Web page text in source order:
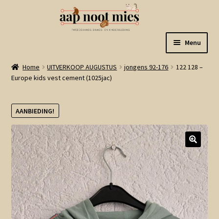
naar
navigatie
de
inhoud
Menu
Welkom
Winkel
Mijn account
Winkelmand
Linkjes
Home UITVERKOOP AUGUSTUS jongens 92-176
122 128 –
Europe kids vest cement (1025jac)
AANBIEDING!